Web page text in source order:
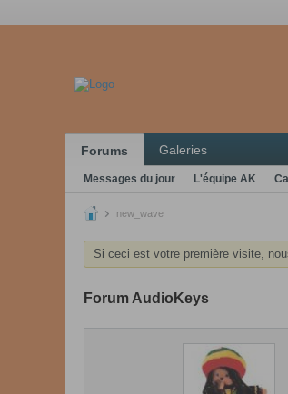
Forums Galeries
Messages du jour L'équipe AK
new_wave
Si ceci est votre première visite,
Forum AudioKeys